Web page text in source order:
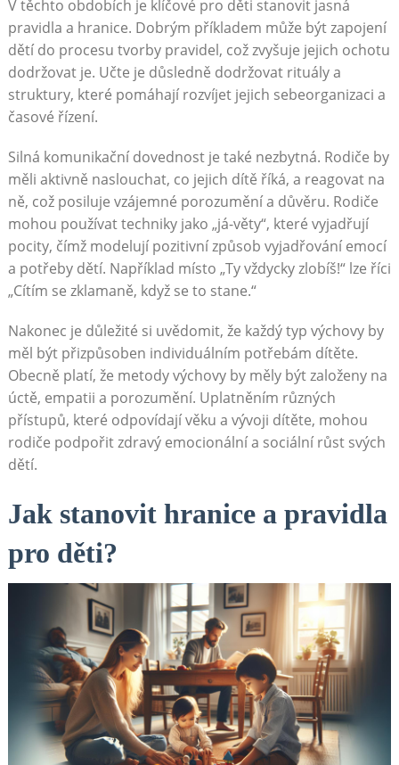
V těchto obdobích je klíčové pro děti stanovit jasná
pravidla a hranice. Dobrým příkladem může být zapojení
dětí do procesu tvorby pravidel, což zvyšuje jejich ochotu
dodržovat je. Učte je důsledně dodržovat rituály a
struktury, které pomáhají rozvíjet jejich sebeorganizaci a
časové řízení.
Silná komunikační dovednost je také nezbytná. Rodiče by
měli aktivně naslouchat, co jejich dítě říká, a reagovat na
ně, což posiluje vzájemné porozumění a důvěru. Rodiče
mohou používat techniky jako „já-věty“, které vyjadřují
pocity, čímž modelují pozitivní způsob vyjadřování emocí
a potřeby dětí. Například místo „Ty vždycky zlobíš!“ lze říci
„Cítím se zklamaně, když se to stane.“
Nakonec je důležité si uvědomit, že každý typ výchovy by
měl být přizpůsoben individuálním potřebám dítěte.
Obecně platí, že metody výchovy by měly být založeny na
úctě, empatii a porozumění. Uplatněním různých
přístupů, které odpovídají věku a vývoji dítěte, mohou
rodiče podpořit zdravý emocionální a sociální růst svých
dětí.
Jak stanovit hranice a pravidla
pro děti?